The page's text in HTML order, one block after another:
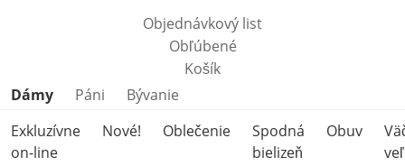
Objednávkový list
Obľúbené
Košík
Preskočiť kategórie produktov
Dámy Páni
Bývanie
Exkluzívne
on-line
Nové! Oblečenie
Spodná
bielizeň
Obuv